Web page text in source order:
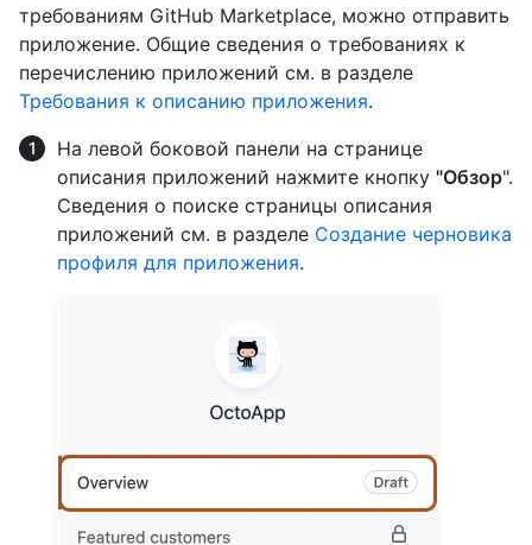
требованиям GitHub Marketplace, можно отправить
приложение. Общие сведения о требованиях к
перечислению приложений см. в разделе
Требования к описанию приложения.
На левой боковой панели на странице
описания приложений нажмите кнопку "Обзор".
Сведения о поиске страницы описания
приложений см. в разделе Создание черновика
профиля для приложения.